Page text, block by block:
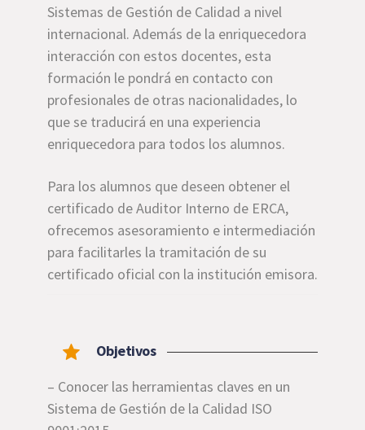
Sistemas de Gestión de Calidad a nivel
internacional. Además de la enriquecedora
interacción con estos docentes, esta
formación le pondrá en contacto con
profesionales de otras nacionalidades, lo
que se traducirá en una experiencia
enriquecedora para todos los alumnos.
Para los alumnos que deseen obtener el
certificado de Auditor Interno de ERCA,
ofrecemos asesoramiento e intermediación
para facilitarles la tramitación de su
certificado oficial con la institución emisora.
Objetivos
– Conocer las herramientas claves en un
Sistema de Gestión de la Calidad ISO